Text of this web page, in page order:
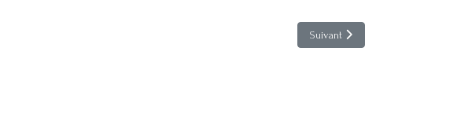
Article suivant : Formulaire pour
Suivant